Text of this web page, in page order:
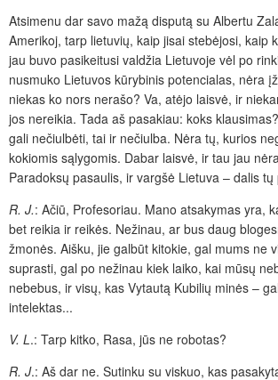
Atsimenu dar savo mažą disputą su Albertu
Amerikoj, tarp lietuvių, kaip jisai stebėjosi, kaip
jau buvo pasikeitusi valdžia Lietuvoje vėl po
nusmuko Lietuvos kūrybinis potencialas, nėra
niekas ko nors nerašo? Va, atėjo laisvė, ir
jos nereikia. Tada aš pasakiau: koks
gali nečiulbėti, tai ir nečiulba. Nėra tų, kurios
kokiomis sąlygomis. Dabar laisvė, ir tau jau
Paradoksų pasaulis, ir vargšė Lietuva – dalis
R. J.: Ačiū, Profesoriau. Mano atsakymas yra,
bet reikia ir reikės. Nežinau, ar bus daug
žmonės. Aišku, jie galbūt kitokie, gal mums ne
suprasti, gal po nežinau kiek laiko, kai mūsų
nebebus, ir visų, kas Vytautą Kubilių minės –
intelektas...
V. L.: Tarp kitko, Rasa, jūs ne robotas?
R. J.: Aš dar ne. Sutinku su viskuo, kas